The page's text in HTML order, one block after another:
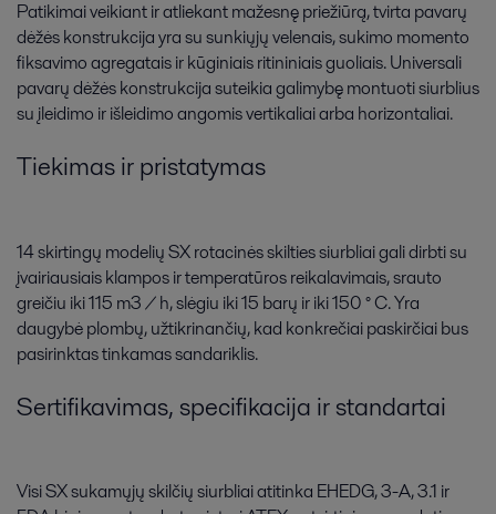
Patikimai veikiant ir atliekant mažesnę priežiūrą, tvirta pavarų
dėžės konstrukcija yra su sunkiųjų velenais, sukimo momento
fiksavimo agregatais ir kūginiais ritininiais guoliais. Universali
pavarų dėžės konstrukcija suteikia galimybę montuoti siurblius
su įleidimo ir išleidimo angomis vertikaliai arba horizontaliai.
Tiekimas ir pristatymas
14 skirtingų modelių SX rotacinės skilties siurbliai gali dirbti su
įvairiausiais klampos ir temperatūros reikalavimais, srauto
greičiu iki 115 m3 / h, slėgiu iki 15 barų ir iki 150 ° C. Yra
daugybė plombų, užtikrinančių, kad konkrečiai paskirčiai bus
pasirinktas tinkamas sandariklis.
Sertifikavimas, specifikacija ir standartai
Visi SX sukamųjų skilčių siurbliai atitinka EHEDG, 3-A, 3.1 ir